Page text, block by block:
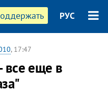
РУС
, 17:47
все еще в